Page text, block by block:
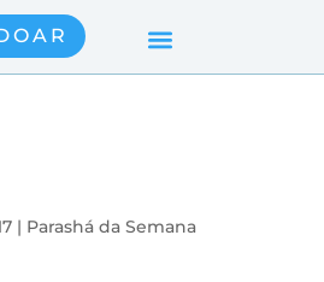
| Parashá da Semana